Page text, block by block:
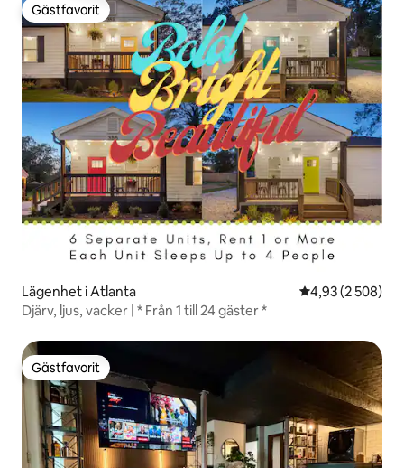
Gästfavorit
Gästfavorit
Lägenhet i Atlanta 4,93 av 5 i
4,93 (2 508)
Djärv, ljus, vacker | * Från 1 till 24 gäster *
Gästfavorit
Gästfavorit